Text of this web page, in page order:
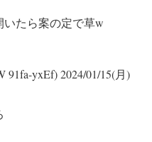
たら案の定で草w
91fa-yxEf)2024/01/15(月)